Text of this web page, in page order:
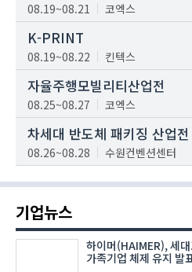
08.19~08.21 코엑스
K-PRINT
08.19~08.22 킨텍스
자율주행모빌리티산업전
08.25~08.27 코엑스
차세대 반도체 패키징 산업전
08.26~08.28 수원컨벤션센터
기업뉴스
하이머(HAIMER), 세
가족기업 체제 유지 발